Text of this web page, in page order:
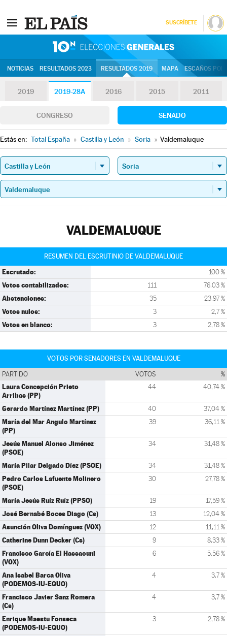
SUSCRÍBETE
NOTICIAS RESULTADOS 2023 RESULTADOS 2019 MAPA ESCAÑOS
2019 2019-28A 2016 2015 2011
CONGRESO SENADO
Estás en: Total España » Castilla y León » Soria » Valdemaluque
VALDEMALUQUE
RESUMEN DEL ESCRUTINIO DE VALDEMALUQUE
Escrutado: 100 %
Votos contabilizados: 111 76,03 %
Abstenciones: 35 23,97 %
Votos nulos: 3 2,7 %
Votos en blanco: 3 2,78 %
VOTOS POR SENADORES EN VALDEMALUQUE
PARTIDO VOTOS %
Laura Concepción Prieto
Arribas (PP)
44 40,74 %
Gerardo Martínez Martínez (PP) 40 37,04 %
María del Mar Angulo Martínez
(PP)
39 36,11 %
Jesús Manuel Alonso Jiménez
(PSOE)
34 31,48 %
María Pilar Delgado Díez (PSOE) 34 31,48 %
Pedro Carlos Lafuente Molinero
(PSOE)
30 27,78 %
María Jesús Ruíz Ruíz (PPSO) 19 17,59 %
José Bernabé Boces Diago (Cs) 13 12,04 %
Asunción Oliva Domínguez (VOX) 12 11,11 %
Catherine Dunn Decker (Cs) 9 8,33 %
Francisco García El Hassaouni
(VOX)
6 5,56 %
Ana Isabel Barca Oliva
(PODEMOS-IU-EQUO)
4 3,7 %
Francisco Javier Sanz Romera
(Cs)
4 3,7 %
Enrique Maestu Fonseca
(PODEMOS-IU-EQUO)
3 2,78 %